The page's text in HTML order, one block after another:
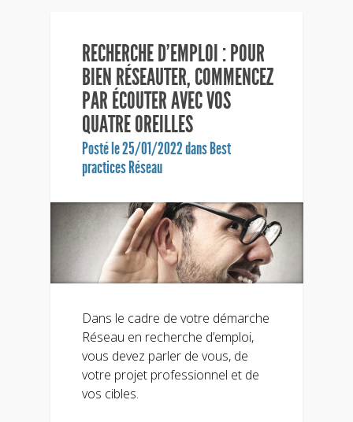
RECHERCHE D’EMPLOI : POUR
BIEN RÉSEAUTER, COMMENCEZ
PAR ÉCOUTER AVEC VOS
QUATRE OREILLES
Posté le 25/01/2022 dansBest
practices Réseau
Dans le cadre de votre démarche
Réseau en recherche d’emploi,
vous devez parler de vous, de
votre projet professionnel et de
vos cibles.